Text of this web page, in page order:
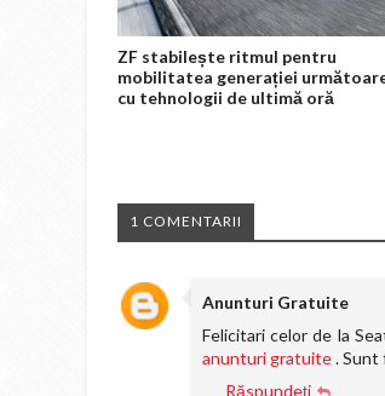
ZF stabilește ritmul pentru
mobilitatea generației
cu tehnologii de ultimă oră
1 COMENTARII
Anunturi Gratuite
Felicitari celor de la
anunturi gratuite. Sunt
Răspundeți